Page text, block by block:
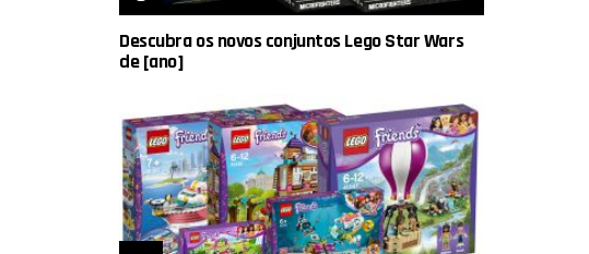
Descubra os novos conjuntos Lego Star Wars
de [ano]